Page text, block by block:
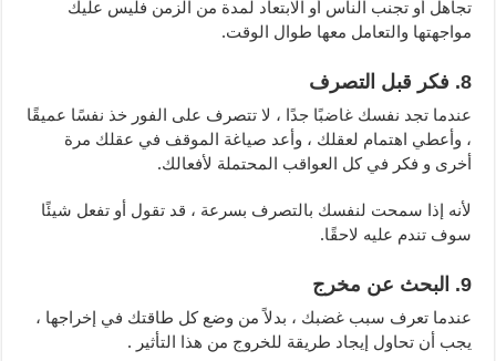
تجاهل أو تجنب الناس أو الابتعاد لمدة من الزمن فليس عليك
مواجهتها والتعامل معها طوال الوقت.
8. فكر قبل التصرف
عندما تجد نفسك غاضبًا جدًا ، لا تتصرف على الفور خذ نفسًا عميقًا
، وأعطي اهتمام لعقلك ، وأعد صياغة الموقف في عقلك مرة
أخرى و فكر في كل العواقب المحتملة لأفعالك.
لأنه إذا سمحت لنفسك بالتصرف بسرعة ، قد تقول أو تفعل شيئًا
سوف تندم عليه لاحقًا.
9. البحث عن مخرج
عندما تعرف سبب غضبك ، بدلاً من وضع كل طاقتك في إخراجها ،
يجب أن تحاول إيجاد طريقة للخروج من هذا التأثير .